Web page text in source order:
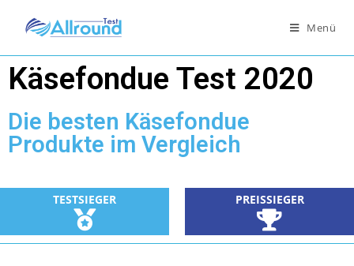
Menü
Käsefondue Test 2020
Die besten Käsefondue
Produkte im Vergleich
TESTSIEGER PREISSIEGER